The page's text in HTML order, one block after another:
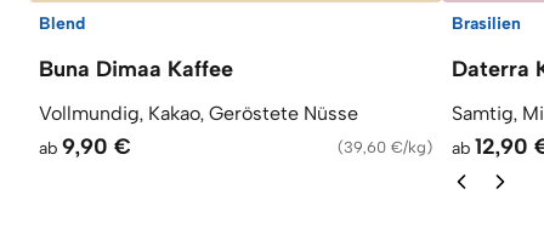
Blend
Buna Dimaa Kaffee
Vollmundig, Kakao, Geröstete Nüsse
ab 9,90 € (39,60 €/kg)
Brasilien
Daterra
Samtig,
ab 12,90